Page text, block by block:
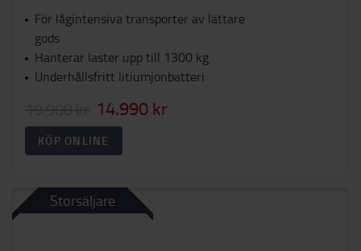
För lågintensiva transporter av lättare
gods
Hanterar laster upp till 1300 kg
Underhållsfritt litiumjonbatteri
14.990 kr
KÖP ONLINE
Storsäljare